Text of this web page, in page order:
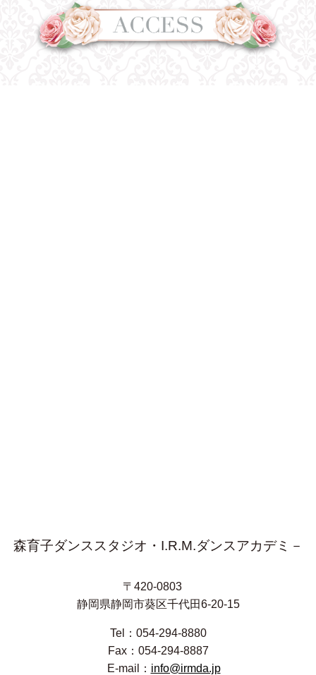
森育子ダンススタジオ・I.R.M.ダンスアカデミ－
〒420-0803
静岡県静岡市葵区千代田6-20-15
Tel：054-294-8880
Fax：054-294-8887
E-mail： info@irmda.jp